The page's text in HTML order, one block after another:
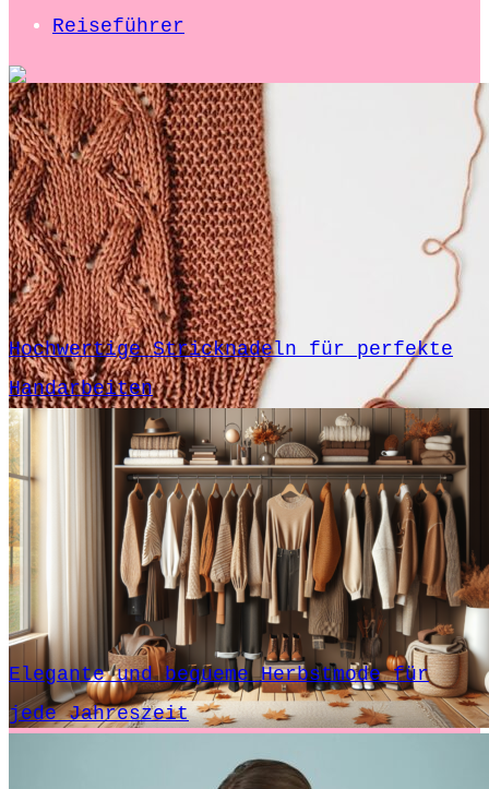
Reiseführer
Hochwertige Stricknadeln für perfekte
Handarbeiten
Elegante und bequeme Herbstmode für
jede Jahreszeit